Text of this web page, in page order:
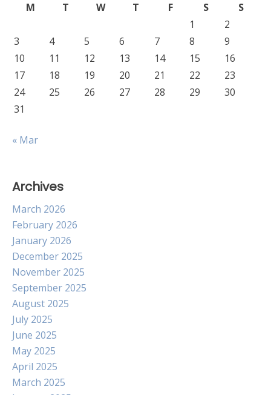
M
T W T F S
S
1
2
3
4 5 6 7 8
9
10
11 12 13 14 15
16
17
18 19 20 21 22
23
24
25 26 27 28 29
30
31
« Mar
Archives
March 2026
February 2026
January 2026
December 2025
November 2025
September 2025
August 2025
July 2025
June 2025
May 2025
April 2025
March 2025